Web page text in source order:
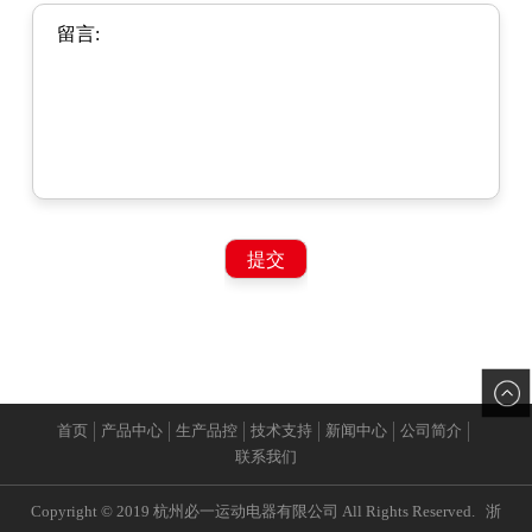
首页 产品中心 生产品控 技术支持 新闻中心
公司简介
联系我们
Copyright © 2019 杭州必一运动电器有限公司 All Rights Reserved. 浙